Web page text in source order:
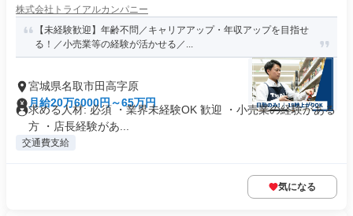
株式会社トライアルカンパニー
【未経験歓迎】年齢不問／キャリアアップ・年収アップを目指せ
る！／小売業等の経験が活かせる／...
宮城県名取市田高字原
月給20万6000円～65万円
求める人材: 必須 ・業界未経験OK 歓迎 ・小売業の経験がある
方 ・店長経験があ...
交通費支給
気になる